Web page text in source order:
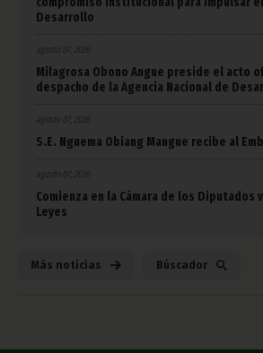
Desarrollo
agosto 07, 2026
Milagrosa Obono Angue preside el acto
despacho de la Agencia Nacional de
agosto 07, 2026
S.E. Nguema Obiang Mangue recibe al
agosto 07, 2026
Comienza en la Cámara de los Diputados
Leyes
Más noticias Búscador